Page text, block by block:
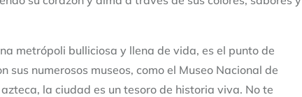
metrópoli bulliciosa y llena de vida, es el punto de
numerosos museos, como el Museo Nacional de
la ciudad es un tesoro de historia viva. No te